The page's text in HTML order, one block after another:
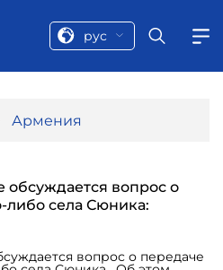
рус
Армения
вопрос о
либо села Сюника:
вопрос о передаче